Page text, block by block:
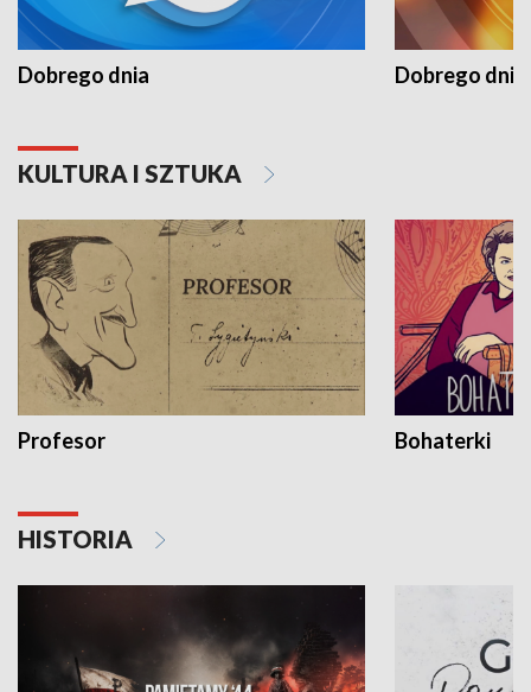
Dobrego dnia Dobrego dnia
KULTURA I SZTUKA
Profesor Bohaterki
HISTORIA